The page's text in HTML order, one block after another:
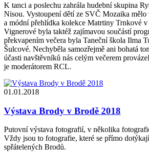
K tanci a poslechu zahrála hudební skupina
Nisou. Vystoupení dětí ze SVČ Mozaika mělo
a módní přehlídka kolekce Matrtiny Trnkové
Vignerové byla taktéž zajímavou součástí
překvapením večera byla Taneční škola Ilma
Šulcové. Nechyběla samozřejmě ani bohatá
účasti navštěvníků nás celým večerem
je moderátorem RCL.
01.01.2018
Výstava Brody v Brodě 2018
Putovní výstava fotografií, v několika
Vždy jsou to fotografie, které se přímo
spřátelených Brodů.